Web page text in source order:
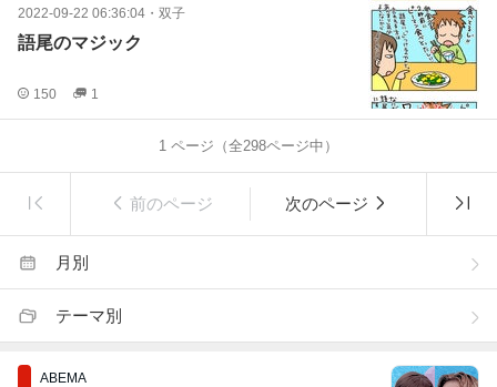
2022-09-22 06:36:04 ・ 双子
語尾のマジック
150 1
1 ページ（全298ページ中）
前のページ 次のページ
月別
テーマ別
ABEMA